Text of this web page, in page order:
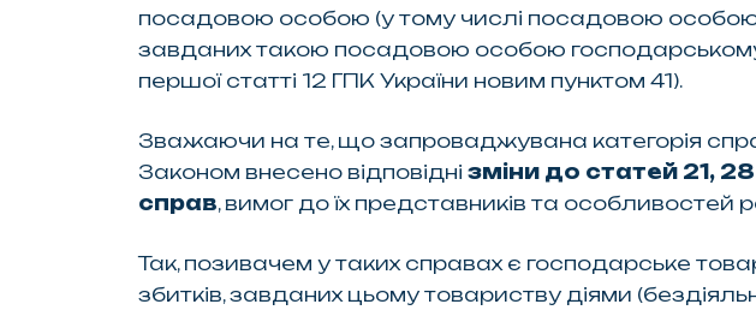
посадовою особою (у тому числі посадовою особою,
завданих такою посадовою особою господарському
першої статті 12 ГПК України новим пунктом 41).
Зважаючи на те, що запроваджувана категорія
Законом внесено відповідні зміни до статей 21,
справ, вимог до їх представників та особливостей
Так, позивачем у таких справах є господарське
збитків, завданих цьому товариству діями